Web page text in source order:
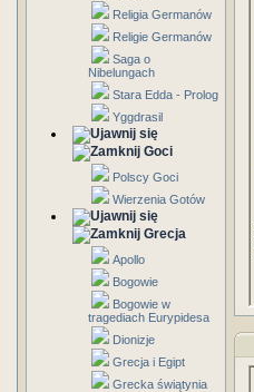
Religia Germanów
Religie Germanów
Saga o
Nibelungach
Stara Edda - Prolog
Yggdrasil
Goci
Polscy Goci
Wierzenia Gotów
Grecja
Apollo
Bogowie
Bogowie w
tragediach Eurypidesa
Dionizje
Grecja i Egipt
Grecka świątynia